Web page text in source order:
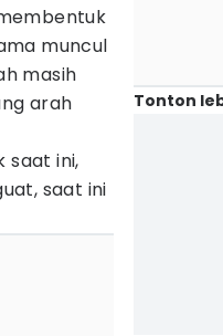
muncul
masih
arah
saat ini,
saat ini
Tonton